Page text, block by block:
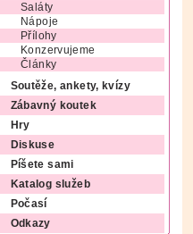
Saláty
Nápoje
Přílohy
Konzervujeme
Články
Soutěže, ankety, kvízy
Zábavný koutek
Hry
Diskuse
Píšete sami
Katalog služeb
Počasí
Odkazy